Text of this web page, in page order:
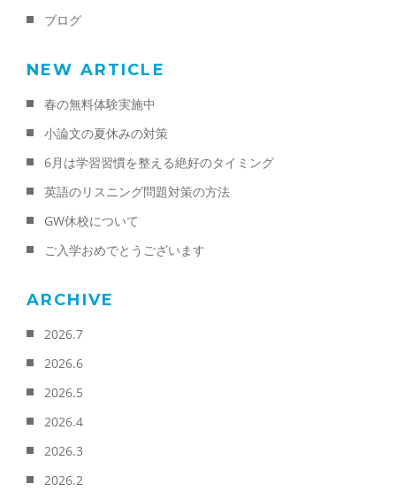
ブログ
NEW ARTICLE
春の無料体験実施中
小論文の夏休みの対策
6月は学習習慣を整える絶好のタイミング
英語のリスニング問題対策の方法
GW休校について
ご入学おめでとうございます
ARCHIVE
2026.7
2026.6
2026.5
2026.4
2026.3
2026.2